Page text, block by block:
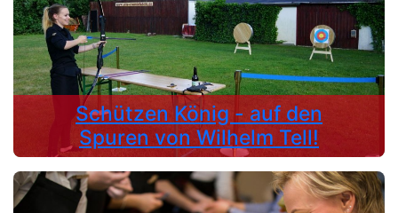
Schützen König - auf den
Spuren von Wilhelm Tell!